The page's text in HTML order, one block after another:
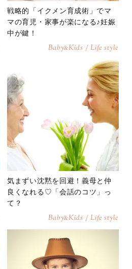
戦略的「イクメン育成術」でマ
マの育児・家事が楽になる♪妊娠
中が鍵！
Baby&Kids / Life style
気まずい沈黙を回避！義母と仲
良くなれる♡「会話のコツ」っ
て？
Baby&Kids / Life style